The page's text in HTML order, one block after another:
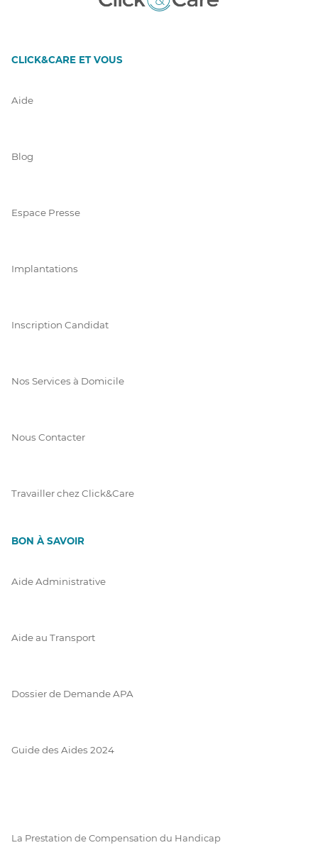
CLICK&CARE ET VOUS
Aide
Blog
Espace Presse
Implantations
Inscription Candidat
Nos Services à Domicile
Nous Contacter
Travailler chez Click&Care
BON À SAVOIR
Aide Administrative
Aide au Transport
Dossier de Demande APA
Guide des Aides 2024
La Prestation de Compensation du Handicap